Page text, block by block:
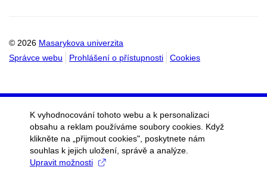
© 2026 Masarykova univerzita
Správce webu
Prohlášení o přístupnosti Cookies
K vyhodnocování tohoto webu a k personalizaci
obsahu a reklam používáme soubory cookies. Když
klikněte na „přijmout cookies", poskytnete nám
souhlas k jejich uložení, správě a analýze.
Upravit možnosti